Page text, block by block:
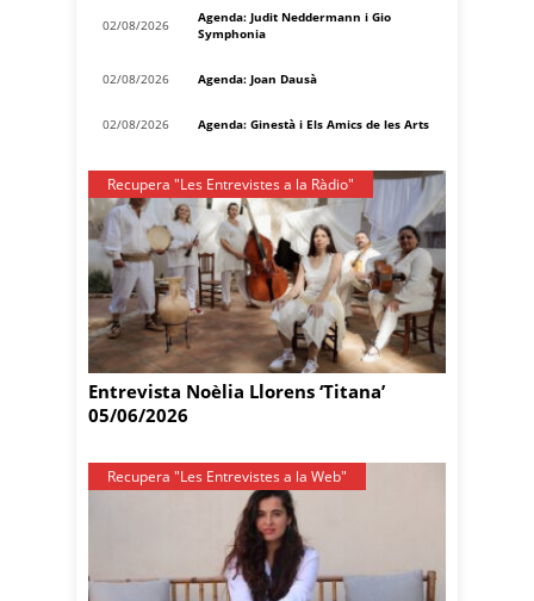
02/08/2026
Agenda: Judit Neddermann i Gio
Symphonia
02/08/2026 Agenda: Joan Dausà
02/08/2026 Agenda: Ginestà i Els Amics de les Arts
Recupera "Les Entrevistes a la Ràdio"
Entrevista Noèlia Llorens ‘Titana’
05/06/2026
Recupera "Les Entrevistes a la Web"